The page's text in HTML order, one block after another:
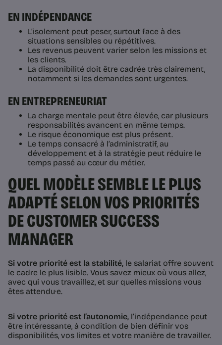
EN INDÉPENDANCE
L’isolement peut peser, surtout face à des
situations sensibles ou répétitives.
Les revenus peuvent varier selon les missions et
les clients.
La disponibilité doit être cadrée très clairement,
notamment si les demandes sont urgentes.
EN ENTREPRENEURIAT
La charge mentale peut être élevée, car plusieurs
responsabilités avancent en même temps.
Le risque économique est plus présent.
Le temps consacré à l’administratif, au
développement et à la stratégie peut réduire le
temps passé au cœur du métier.
QUEL MODÈLE SEMBLE LE PLUS
ADAPTÉ SELON VOS PRIORITÉS
DE CUSTOMER SUCCESS
MANAGER
Si votre priorité est la stabilité, le salariat offre souvent
le cadre le plus lisible. Vous savez mieux où vous allez,
avec qui vous travaillez, et sur quelles missions vous
êtes attendu·e.
Si votre priorité est l’autonomie, l’indépendance peut
être intéressante, à condition de bien définir vos
disponibilités, vos limites et votre manière de travailler.